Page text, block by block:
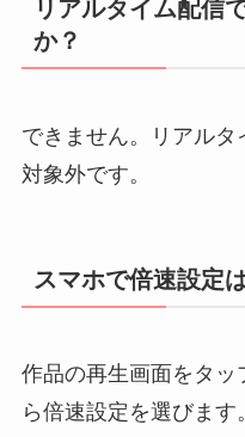
リアルタイム配信
か？
できません。リアル
対象外です。
スマホで倍速設定
作品の再生画面をタ
ら倍速設定を選びます。